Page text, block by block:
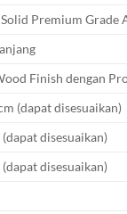
Premium Grade
Finish dengan
(dapat disesuaikan)
disesuaikan)
disesuaikan)